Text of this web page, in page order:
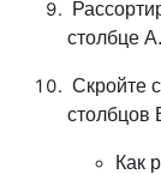
столбце А.
Скройте
столбцов
Как